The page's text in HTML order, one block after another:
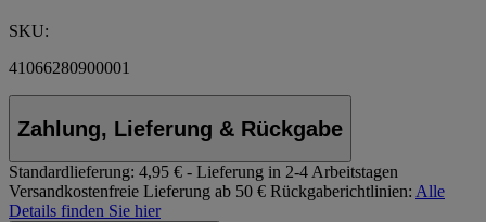
SKU:
41066280900001
Zahlung, Lieferung & Rückgabe
Standardlieferung: 4,95 € - Lieferung in 2-4 Arbeitstagen
Versandkostenfreie Lieferung ab 50 € Rückgaberichtlinien: Alle
Details finden Sie hier